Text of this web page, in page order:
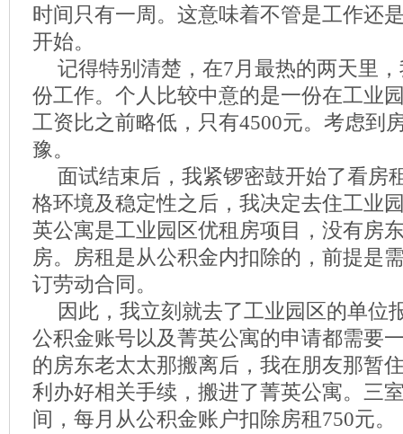
时间只有一周。这意味着不管是工作还
开始。
记得特别清楚，在7月最热的两天里
份工作。个人比较中意的是一份在工业
工资比之前略低，只有4500元。考虑到
豫。
面试结束后，我紧锣密鼓开始了看房
格环境及稳定性之后，我决定去住工业
英公寓是工业园区优租房项目，没有房
房。房租是从公积金内扣除的，前提是
订劳动合同。
因此，我立刻就去了工业园区的单位
公积金账号以及菁英公寓的申请都需要
的房东老太太那搬离后，我在朋友那暂
利办好相关手续，搬进了菁英公寓。三
间，每月从公积金账户扣除房租750元。